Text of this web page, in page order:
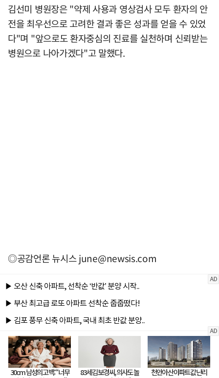
김선미 병원장은 "약제 사용과 영상검사 모두 환자의 안
전을 최우선으로 고려한 결과 좋은 성과를 얻을 수 있었
다"며 "앞으로도 환자중심의 진료를 실천하며 신뢰받는
병원으로 나아가겠다"고 말했다.
◎공감언론 뉴시스june@newsis.com